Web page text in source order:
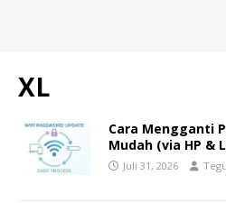
XL
Cara Mengganti
Mudah (via HP &
Juli 31, 2026